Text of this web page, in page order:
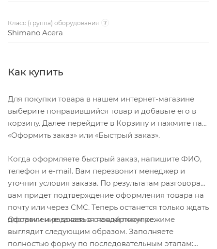
Класс (группа) оборудования ?
Shimano Acera
Как купить
Для покупки товара в нашем интернет-магазине
выберите понравившийся товар и добавьте его в
корзину. Далее перейдите в Корзину и нажмите на
«Оформить заказ» или «Быстрый заказ».
Когда оформляете быстрый заказ, напишите ФИО,
телефон и e-mail. Вам перезвонит менеджер и
уточнит условия заказа. По результатам разговора
вам придет подтверждение оформления товара на
почту или через СМС. Теперь останется только ждать
доставки и радоваться новой покупке.
Оформление заказа в стандартном режиме
выглядит следующим образом. Заполняете
полностью форму по последовательным этапам: